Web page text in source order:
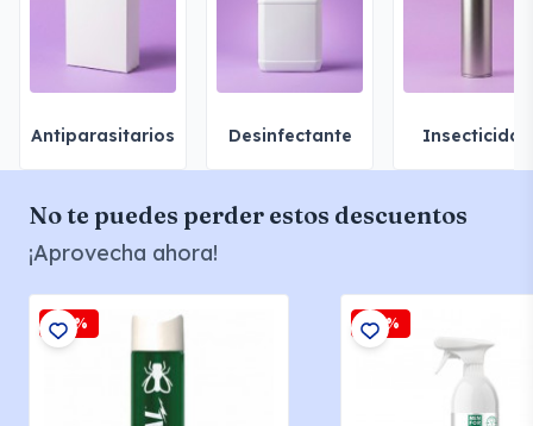
Antiparasitarios Desinfectante Insecticidas
No te puedes perder estos descuentos
¡Aprovecha ahora!
-15% -15%